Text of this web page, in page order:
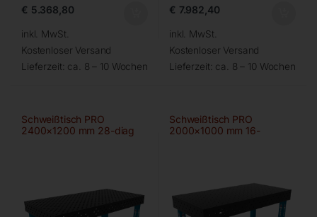
€ 5.368,80
inkl. MwSt.
Kostenloser Versand
Lieferzeit: ca. 8 – 10 Wochen
€ 7.982,40
inkl. MwSt.
Kostenloser Versand
Lieferzeit: ca. 8 – 10 Wochen
Schweißtisch PRO
2400×1200 mm 28-diag
Schweißtisch PRO
2000×1000 mm 16-